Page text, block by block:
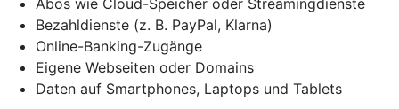
Bezahldienste (z. B. PayPal, Klarna)
Online-Banking-Zugänge
Eigene Webseiten oder Domains
Daten auf Smartphones, Laptops und Tablets